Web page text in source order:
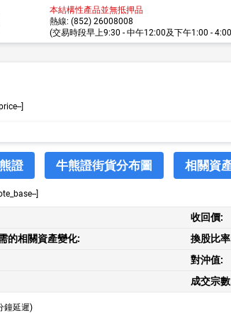
本結構性產品並無抵押品
熱線: (852) 26008008
(交易時段早上9:30 - 中午12:00及下午1:00 -
]
證 牛熊證街貨分布圖 相關資
]
收回價:
的相關資產變化:
換股比
對沖值:
成交宗
鐘延遲)